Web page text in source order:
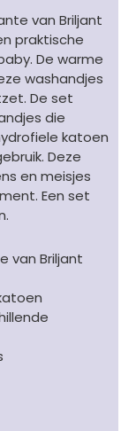
van Briljant
praktische
De warme
washandjes
De set
die
katoen
Deze
en meisjes
Een set
van Briljant